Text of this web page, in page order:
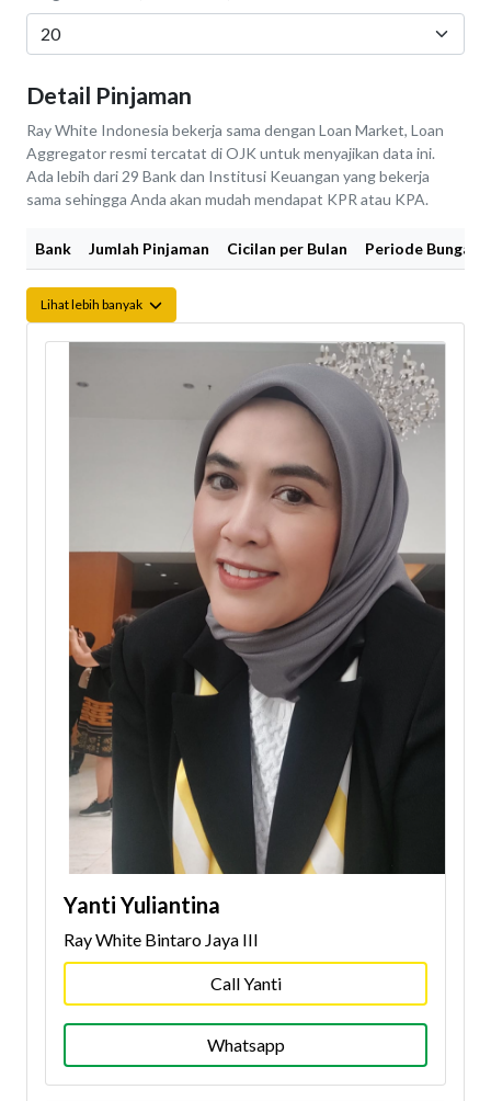
Yanti Yuliantina
Ray White Bintaro Jaya III
Call Yanti
Whatsapp
Detail Pinjaman
Ray White Indonesia bekerja sama dengan Loan Market, Loan
Aggregator resmi tercatat di OJK untuk menyajikan data ini.
Ada lebih dari 29 Bank dan Institusi Keuangan yang bekerja
sama sehingga Anda akan mudah mendapat KPR atau KPA.
Bank Jumlah Pinjaman Cicilan per Bulan Periode Bunga
Lihat lebih banyak